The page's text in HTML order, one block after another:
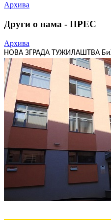
Архива
Други о нама - ПРЕС
Архива
НОВА ЗГРАДА ТУЖИЛАШТВА